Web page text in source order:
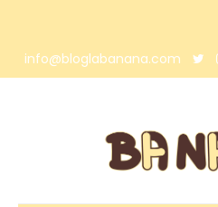
info@bloglabanana.com